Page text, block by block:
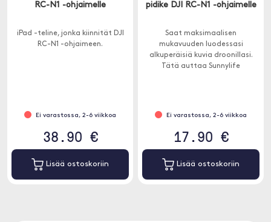
RC-N1 -ohjaimelle
iPad -teline, jonka kiinnität DJI
RC-N1 -ohjaimeen.
Ei varastossa, 2-6 viikkoa
38.90 €
Lisää ostoskoriin
pidike DJI RC-N1 -ohjaimelle
Saat maksimaalisen
mukavuuden luodessasi
alkuperäisiä kuvia droonillasi.
Tätä auttaa Sunnylife
Ei varastossa, 2-6 viikkoa
17.90 €
Lisää ostoskoriin